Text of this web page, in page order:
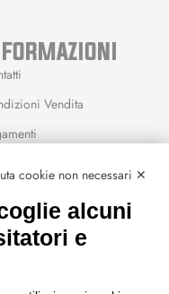
Vendita
cookie non necessari ✕
alcuni
e